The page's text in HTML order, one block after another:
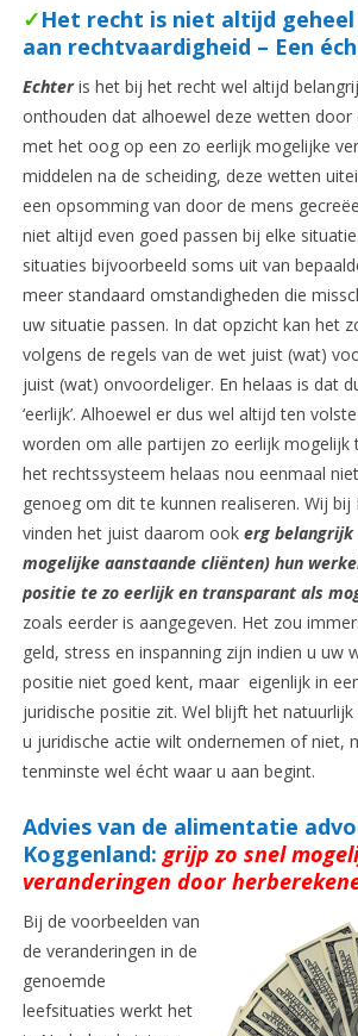
✓Het recht is niet altijd
aan rechtvaardigheid – Een
Echteris het bij het recht wel altijd
onthouden dat alhoewel deze wetten door
met het oog op een zo eerlijk mogelijke
middelen na de scheiding, deze wetten
een opsomming van door de mens
niet altijd even goed passen bij elke
situaties bijvoorbeeld soms uit van
meer standaard omstandigheden die
uw situatie passen. In dat opzicht kan het
volgens de regels van de wet juist (wat)
juist (wat) onvoordeliger. En helaas is dat
‘eerlijk’. Alhoewel er dus wel altijd ten
worden om alle partijen zo eerlijk mogelijk
het rechtssysteem helaas nou eenmaal
genoeg om dit te kunnen realiseren. Wij
vinden het juist daarom ookerg belangrijk
mogelijke aanstaande cliënten) hun
positie te zo eerlijk en transparant als
zoals eerder is aangegeven. Het zou
geld, stress en inspanning zijn indien u uw
positie niet goed kent, maar eigenlijk in
juridische positie zit. Wel blijft het
u juridische actie wilt ondernemen of niet,
tenminste wel écht waar u aan begint.
Advies van de alimentatie
Koggenland: grijp zo snel
veranderingen door
Bij de voorbeelden van
de veranderingen in de
genoemde
leefsituaties werkt het